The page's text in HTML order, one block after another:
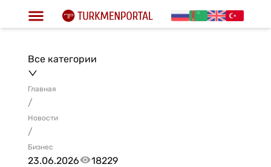
Все категории
Главная
/
Новости
/
Бизнес
23.06.2026 18229